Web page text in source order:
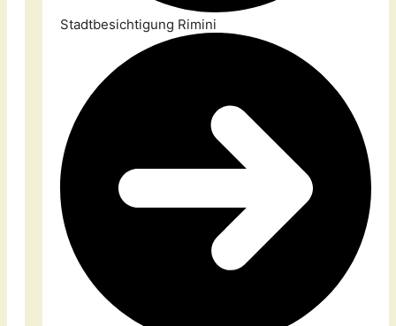
Stadtbesichtigung Rimini